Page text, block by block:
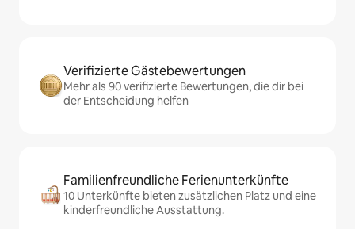
Verifizierte Gästebewertungen
Mehr als 90 verifizierte Bewertungen, die dir bei
der Entscheidung helfen
Familienfreundliche Ferienunterkünfte
10 Unterkünfte bieten zusätzlichen Platz und eine
kinderfreundliche Ausstattung.